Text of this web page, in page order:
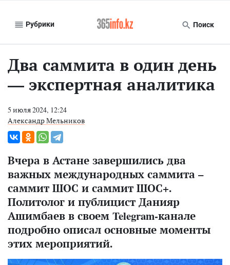
Рубрики Поиск
Два саммита в один день
— экспертная аналитика
5 июля 2024, 12:24
Александр Мельников
Вчера в Астане завершились два
важных международных саммита –
саммит ШОС и саммит ШОС+.
Политолог и публицист Данияр
Ашимбаев в своем Telegram-канале
подробно описал основные моменты
этих мероприятий.